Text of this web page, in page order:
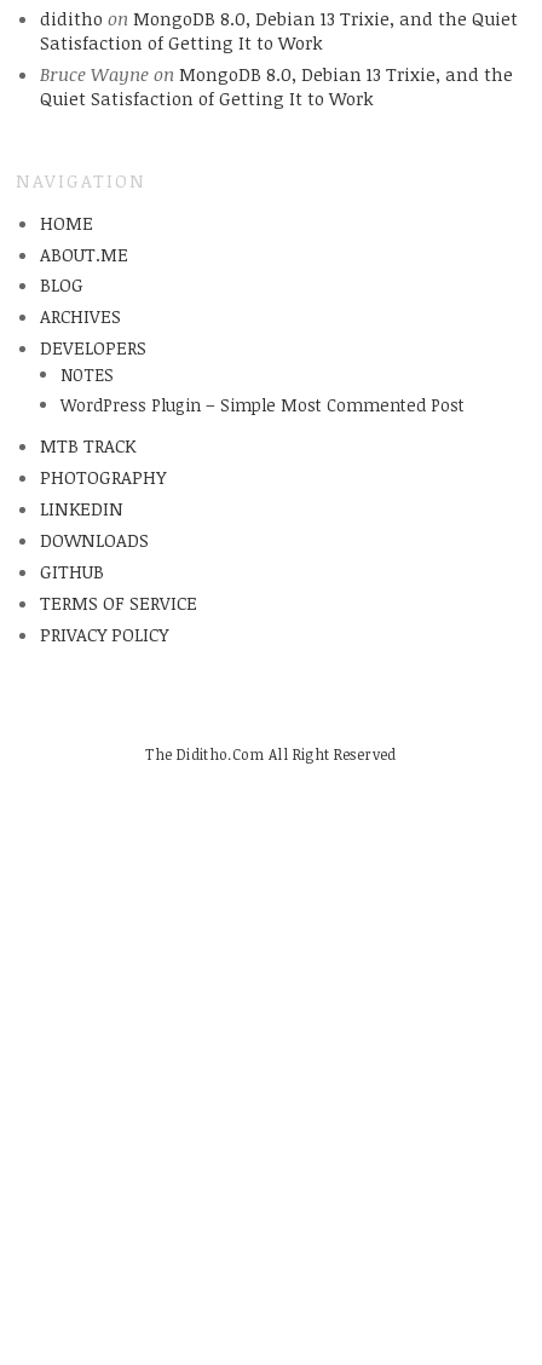
diditho on MongoDB 8.0, Debian 13 Trixie, and the Quiet
Satisfaction of Getting It to Work
Bruce Wayneon MongoDB 8.0, Debian 13 Trixie, and the
Quiet Satisfaction of Getting It to Work
NAVIGATION
HOME
ABOUT.ME
BLOG
ARCHIVES
DEVELOPERS
NOTES
WordPress Plugin – Simple Most Commented Post
MTB TRACK
PHOTOGRAPHY
LINKEDIN
DOWNLOADS
GITHUB
TERMS OF SERVICE
PRIVACY POLICY
The Diditho.Com All Right Reserved